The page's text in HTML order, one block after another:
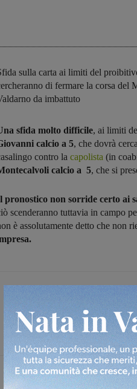
sulla carta ai limiti del
di fermare la corsa del
da imbattuto
sfida molto difficile, ai limiti
calcio a 5, che dovrà
contro la capolista (in
calcio a 5, che si
pronostico non sorride certo ai
scenderanno tuttavia in campo
è assolutamente detto che non